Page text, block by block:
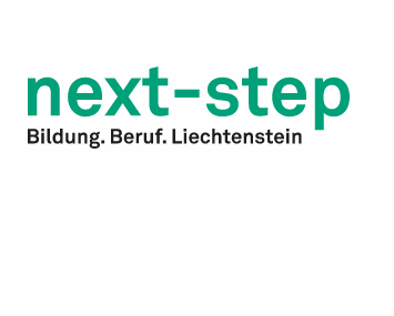
Laufbahn & Weiterbildung
Beratung & Unterstützung